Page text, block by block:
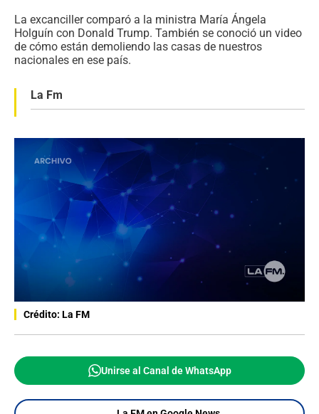
La excanciller comparó a la ministra María Ángela
Holguín con Donald Trump. También se conoció un video
de cómo están demoliendo las casas de nuestros
nacionales en ese país.
La Fm
Crédito: La FM
Unirse al Canal de WhatsApp